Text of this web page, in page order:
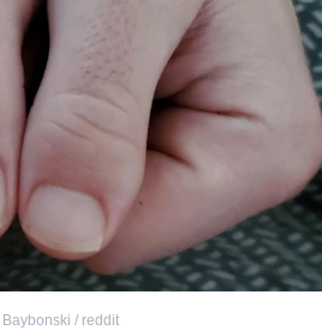
Baybonski / reddit